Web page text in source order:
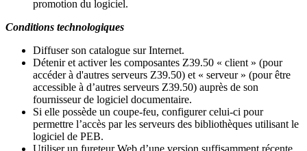
promotion du logiciel.
Conditions technologiques
Diffuser son catalogue sur Internet.
Détenir et activer les composantes Z39.50 « client » (pour
accéder à d'autres serveurs Z39.50) et « serveur » (pour être
accessible à d’autres serveurs Z39.50) auprès de son
fournisseur de logiciel documentaire.
Si elle possède un coupe-feu, configurer celui-ci pour
permettre l’accès par les serveurs des bibliothèques utilisant le
logiciel de PEB.